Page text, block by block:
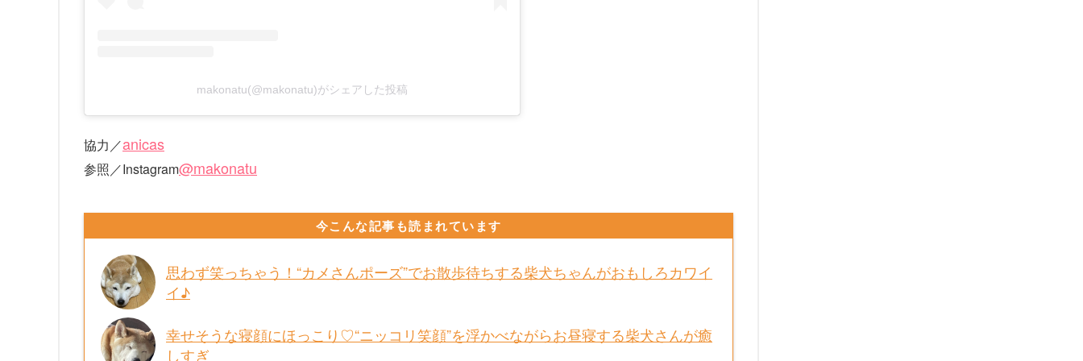
makonatu(@makonatu)がシェアした投稿
協力／anicas
参照／Instagram@makonatu
今こんな記事も読まれています
思わず笑っちゃう！“カメさんポーズ”でお散歩待ちする柴犬ちゃんがおもしろカワイ
イ♪
幸せそうな寝顔にほっこり♡“ニッコリ笑顔”を浮かべながらお昼寝する柴犬さんが癒
しすぎ